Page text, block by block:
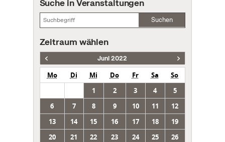
Suche in Veranstaltungen
Suchen
Zeitraum wählen
Juni 2022
Mo Di Mi Do Fr Sa
So
1
2 3 4
5
6
7 8 9 10 11
12
13
14 15 16 17 18
19
20
21 22 23 24 25
26